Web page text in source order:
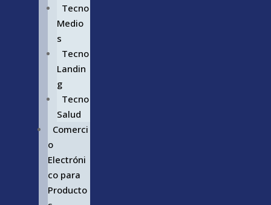
Tecno
Medio
s
Tecno
Landin
g
Tecno
Salud
Comerci
o
Electróni
co para
Producto